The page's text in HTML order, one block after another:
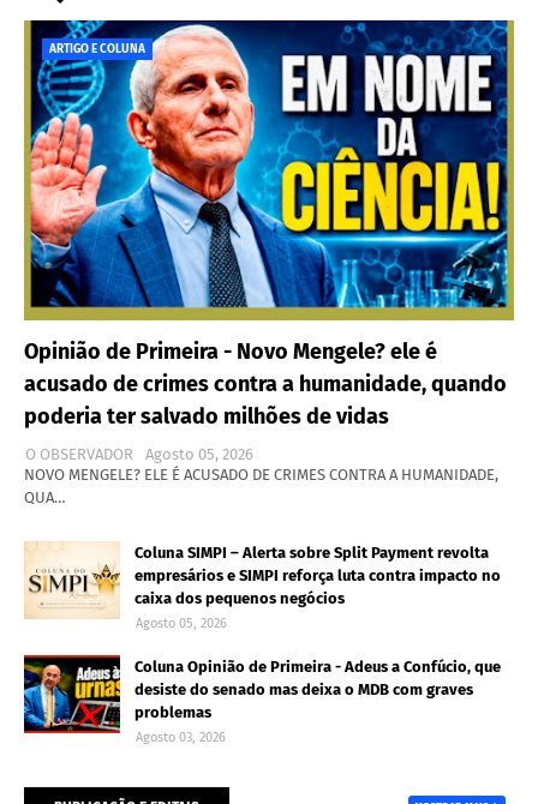
ARTIGO E COLUNA
Opinião de Primeira - Novo Mengele? ele é
acusado de crimes contra a humanidade, quando
poderia ter salvado milhões de vidas
O OBSERVADOR
Agosto 05, 2026
NOVO MENGELE? ELE É ACUSADO DE CRIMES CONTRA A HUMANIDADE,
QUA…
Coluna SIMPI – Alerta sobre Split Payment revolta
empresários e SIMPI reforça luta contra impacto no
caixa dos pequenos negócios
Agosto 05, 2026
Coluna Opinião de Primeira - Adeus a Confúcio, que
desiste do senado mas deixa o MDB com graves
problemas
Agosto 03, 2026